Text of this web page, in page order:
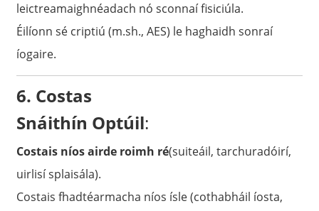
leictreamaighnéadach nó sconnaí fisiciúla.
Éilíonn sé criptiú (m.sh., AES) le haghaidh sonraí
íogaire.
6. Costas
Snáithín Optúil:
Costais níos airde roimh ré(suiteáil, tarchuradóirí,
uirlisí splaisála).
Costais fhadtéarmacha níos ísle (cothabháil íosta,